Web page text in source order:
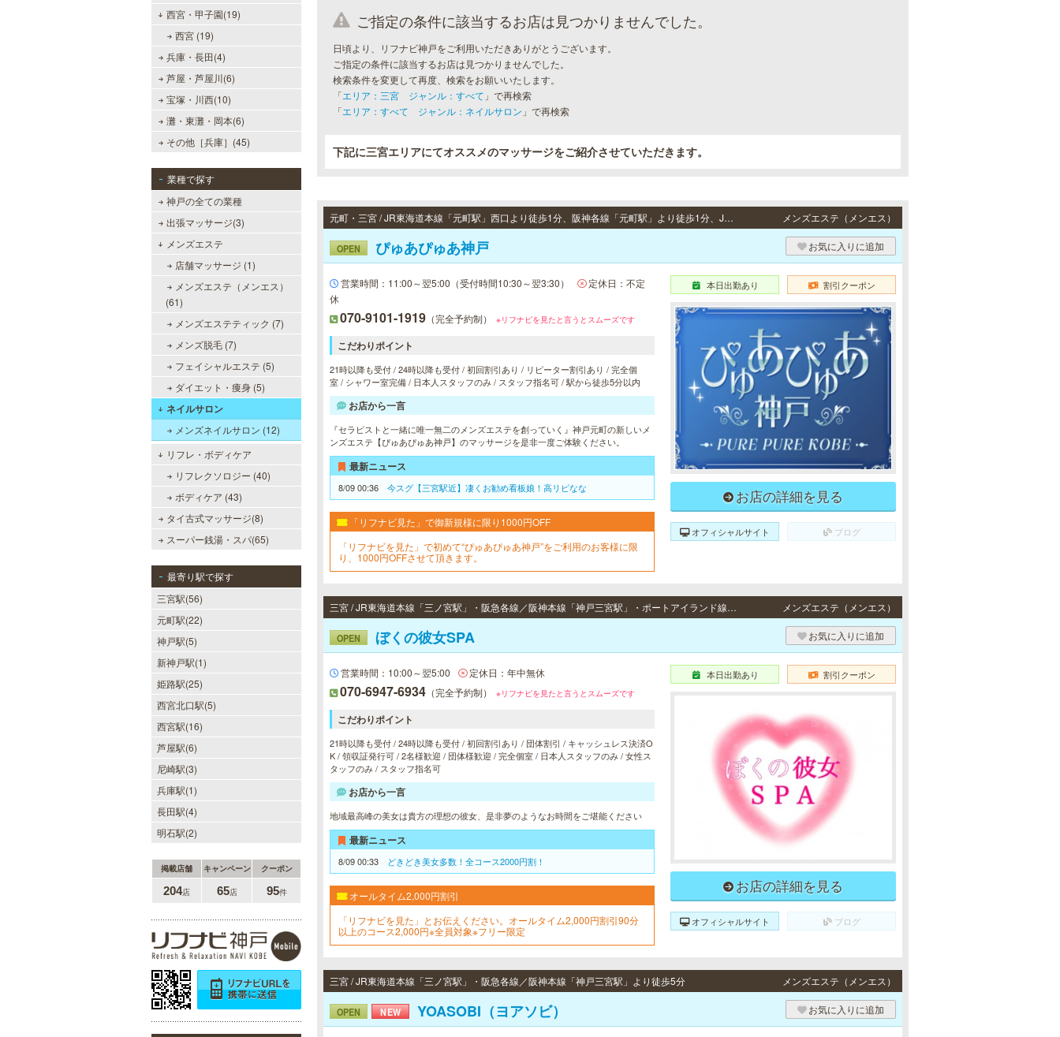
西宮・甲子園(19)
西宮 (19)
兵庫・長田(4)
芦屋・芦屋川(6)
宝塚・川西(10)
灘・東灘・岡本(6)
その他［兵庫］(45)
業種で探す
神戸の全ての業種
出張マッサージ(3)
メンズエステ
店舗マッサージ (1)
メンズエステ（メンエス）
(61)
メンズエステティック (7)
メンズ脱毛 (7)
フェイシャルエステ (5)
ダイエット・痩身 (5)
ネイルサロン
メンズネイルサロン (12)
リフレ・ボディケア
リフレクソロジー (40)
ボディケア (43)
タイ古式マッサージ(8)
スーパー銭湯・スパ(65)
最寄り駅で探す
三宮駅(56)
元町駅(22)
神戸駅(5)
新神戸駅(1)
姫路駅(25)
西宮北口駅(5)
西宮駅(16)
芦屋駅(6)
尼崎駅(3)
兵庫駅(1)
長田駅(4)
明石駅(2)
掲載店舗 キャンペーン クーポン
204店 65店 95件
ご指定の条件に該当するお店は見つかりませんでした。
日頃より、リフナビ神戸をご利用いただきありがとうございます。
ご指定の条件に該当するお店は見つかりませんでした。
検索条件を変更して再度、検索をお願いいたします。
「エリア：三宮 ジャンル：すべて 」で再検索
「エリア：すべて ジャンル：ネイルサロン 」で再検索
下記に三宮エリアにてオススメのマッサージをご紹介させていただきます。
元町・三宮 / JR東海道本線「元町駅」西口より徒歩1分、阪神各線「元町駅」より徒歩1分、JR東海道本線「三ノ宮駅」・阪急各線／阪神本線「神戸三宮駅」西口より徒歩10分 メンズエステ（メンエス）
OPEN ぴゅあぴゅあ神戸 お気に入りに追加
営業時間：11:00～翌5:00（受付時間10:30～翌3:30）
定休日：不定
休
070-9101-1919 （完全予約制） ※リフナビを見たと言うとスムーズです
こだわりポイント
21時以降も受付 / 24時以降も受付 / 初回割引あり / リピーター割引あり / 完全個
室 / シャワー室完備 / 日本人スタッフのみ / スタッフ指名可 / 駅から徒歩5分以内
お店から一言
『セラピストと一緒に唯一無二のメンズエステを創っていく』神戸元町の新しいメ
ンズエステ【ぴゅあぴゅあ神戸】のマッサージを是非一度ご体験ください。
最新ニュース
8/09 00:36 今スグ【三宮駅近】凄くお勧め看板娘！高リピなな
「リフナビ見た」で御新規様に限り1000円OFF
「リフナビを見た」で初めて“ぴゅあぴゅあ神戸”をご利用のお客様に限
り、1000円OFFさせて頂きます。
本日出勤あり 割引クーポン
お店の詳細を見る
オフィシャルサイト ブログ
三宮 / JR東海道本線「三ノ宮駅」・阪急各線／阪神本線「神戸三宮駅」・ポートアイランド線「三宮駅」・地下鉄各線「三宮駅」より徒歩8分 メンズエステ（メンエス）
OPEN ぼくの彼女SPA お気に入りに追加
営業時間：10:00～翌5:00 定休日：年中無休
070-6947-6934 （完全予約制） ※リフナビを見たと言うとスムーズです
こだわりポイント
21時以降も受付 / 24時以降も受付 / 初回割引あり / 団体割引 / キャッシュレス決済O
K / 領収証発行可 / 2名様歓迎 / 団体様歓迎 / 完全個室 / 日本人スタッフのみ / 女性ス
タッフのみ / スタッフ指名可
お店から一言
地域最高峰の美女は貴方の理想の彼女、是非夢のようなお時間をご堪能ください
最新ニュース
8/09 00:33 どきどき美女多数！全コース2000円割！
オールタイム2,000円割引
「リフナビを見た」とお伝えください。オールタイム2,000円割引90分
以上のコース2,000円※全員対象※フリー限定
本日出勤あり 割引クーポン
お店の詳細を見る
オフィシャルサイト ブログ
三宮 / JR東海道本線「三ノ宮駅」・阪急各線／阪神本線「神戸三宮駅」より徒歩5分 メンズエステ（メンエス）
OPEN NEW YOASOBI（ヨアソビ） お気に入りに追加